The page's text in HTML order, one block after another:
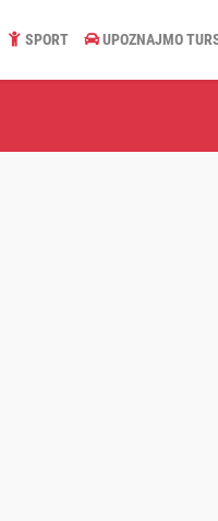
SPORT UPOZNAJMO